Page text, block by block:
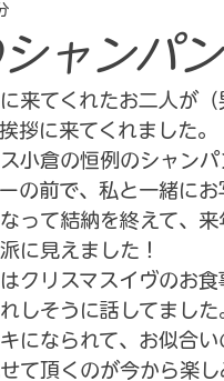
ャンパ
来てくれたお二人が
拶に来てくれました。
小倉の恒例のシャンパ
の前で、私と一緒にお
って結納を終えて、
に見えました！
クリスマスイヴのお食
しそうに話してました
になられて、お似合い
て頂くのが今から楽し